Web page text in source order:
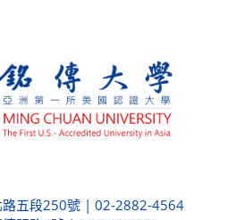
路五段250號 | 02-2882-4564